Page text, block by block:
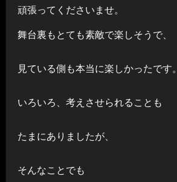
頑張ってくださいませ。
舞台裏もとても素敵で楽しそうで、
見ている側も本当に楽しかったです。
いろいろ、考えさせられることも
たまにありましたが、
そんなことでも